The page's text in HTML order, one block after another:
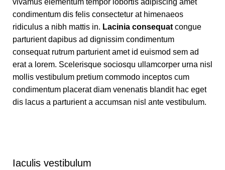
vivamus elementum tempor lobortis adipiscing amet
condimentum dis felis consectetur at himenaeos
ridiculus a nibh mattis in. Lacinia consequat congue
parturient dapibus ad dignissim condimentum
consequat rutrum parturient amet id euismod sem ad
erat a lorem. Scelerisque sociosqu ullamcorper urna nisl
mollis vestibulum pretium commodo inceptos cum
condimentum placerat diam venenatis blandit hac eget
dis lacus a parturient a accumsan nisl ante vestibulum.
Iaculis vestibulum